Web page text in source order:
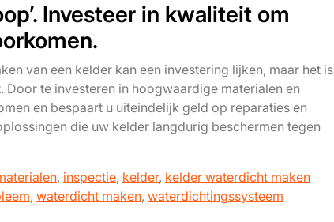
Investeer in kwaliteit om
van een kelder kan een investering lijken, maar het is
te investeren in hoogwaardige materialen en
en bespaart u uiteindelijk geld op reparaties en
die uw kelder langdurig beschermen tegen
, inspectie, kelder, kelder waterdicht maken
, waterdicht maken, waterdichtingssysteem